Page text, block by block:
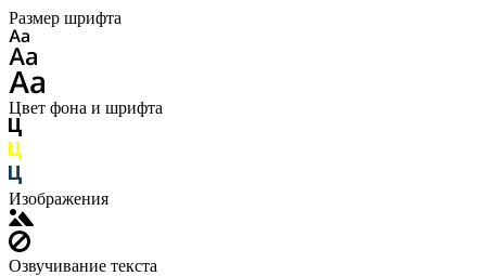
Размер шрифта
Цвет фона и шрифта
Изображения
Озвучивание текста